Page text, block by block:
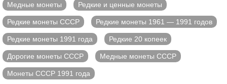
Медные монеты Редкие и ценные монеты
Редкие монеты СССР Редкие монеты 1961 — 1991 годов
Редкие монеты 1991 года Редкие 20 копеек
Дорогие монеты СССР Медные монеты СССР
Монеты СССР 1991 года